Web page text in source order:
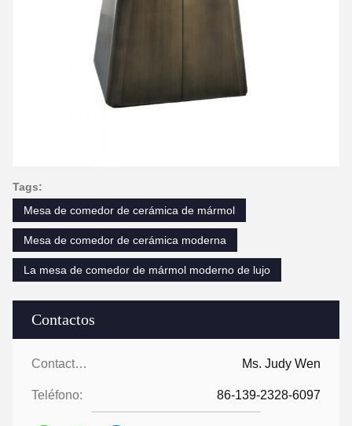
Contactos
Contactos: Ms. Judy Wen
Teléfono: 86-139-2328-6097
Tags:
Mesa de comedor de cerámica de mármol
Mesa de comedor de cerámica moderna
La mesa de comedor de mármol moderno de lujo